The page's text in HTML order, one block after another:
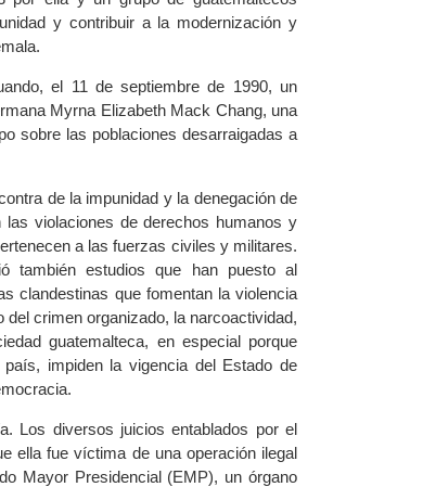
y contribuir a la modernización y
el 11 de septiembre de 1990, un
Myrna Elizabeth Mack Chang, una
sobre las poblaciones desarraigadas a
de la impunidad y la denegación de
violaciones de derechos humanos y
a las fuerzas civiles y militares.
también estudios que han puesto al
clandestinas que fomentan la violencia
crimen organizado, la narcoactividad,
guatemalteca, en especial porque
impiden la vigencia del Estado de
Los diversos juicios entablados por el
ella fue víctima de una operación ilegal
Mayor Presidencial (EMP), un órgano